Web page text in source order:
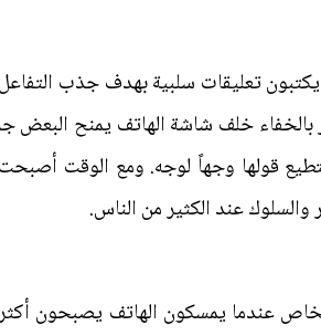
تعليقات سلبية بهدف جذب
بالخفاء خلف شاشة الهاتف يمنح البعض
قولها وجهاً لوجه. ومع الوقت
والسلوك عند الكثير من الناس.
عندما يمسكون الهاتف يصبحون